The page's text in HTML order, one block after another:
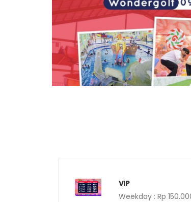
VIP
Weekday : Rp